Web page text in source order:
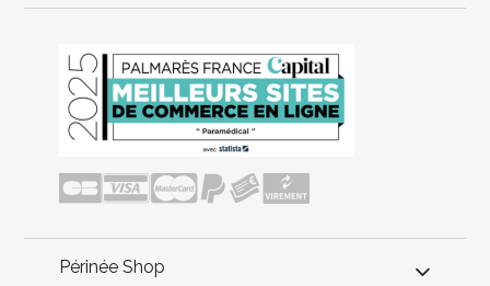
Périnée Shop